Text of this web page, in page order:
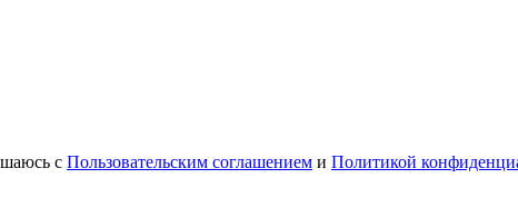
с Пользовательским соглашением и Политикой